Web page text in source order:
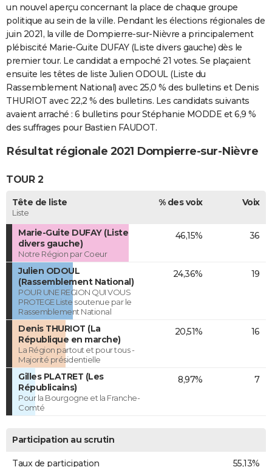
un nouvel aperçu concernant la place de chaque groupe
politique au sein de la ville. Pendant les élections régionales de
juin 2021, la ville de Dompierre-sur-Nièvre a principalement
plébiscité Marie-Guite DUFAY (Liste divers gauche) dès le
premier tour. Le candidat a empoché 21 votes. Se plaçaient
ensuite les têtes de liste Julien ODOUL (Liste du
Rassemblement National) avec 25,0 % des bulletins et Denis
THURIOT avec 22,2 % des bulletins. Les candidats suivants
avaient arraché : 6 bulletins pour Stéphanie MODDE et 6,9 %
des suffrages pour Bastien FAUDOT.
Résultat régionale 2021 Dompierre-sur-Nièvre
TOUR 2
Tête de liste
Liste
% des voix Voix
Marie-Guite DUFAY (Liste
divers gauche)
Notre Région par Coeur
46,15% 36
Julien ODOUL
(Rassemblement National)
POUR UNE REGION QUI VOUS
PROTEGE Liste soutenue par le
Rassemblement National
24,36% 19
Denis THURIOT (La
République en marche)
La Région partout et pour tous -
Majorité présidentielle
20,51% 16
Gilles PLATRET (Les
Républicains)
Pour la Bourgogne et la Franche-
Comté
8,97% 7
Participation au scrutin
Taux de participation 55,13%